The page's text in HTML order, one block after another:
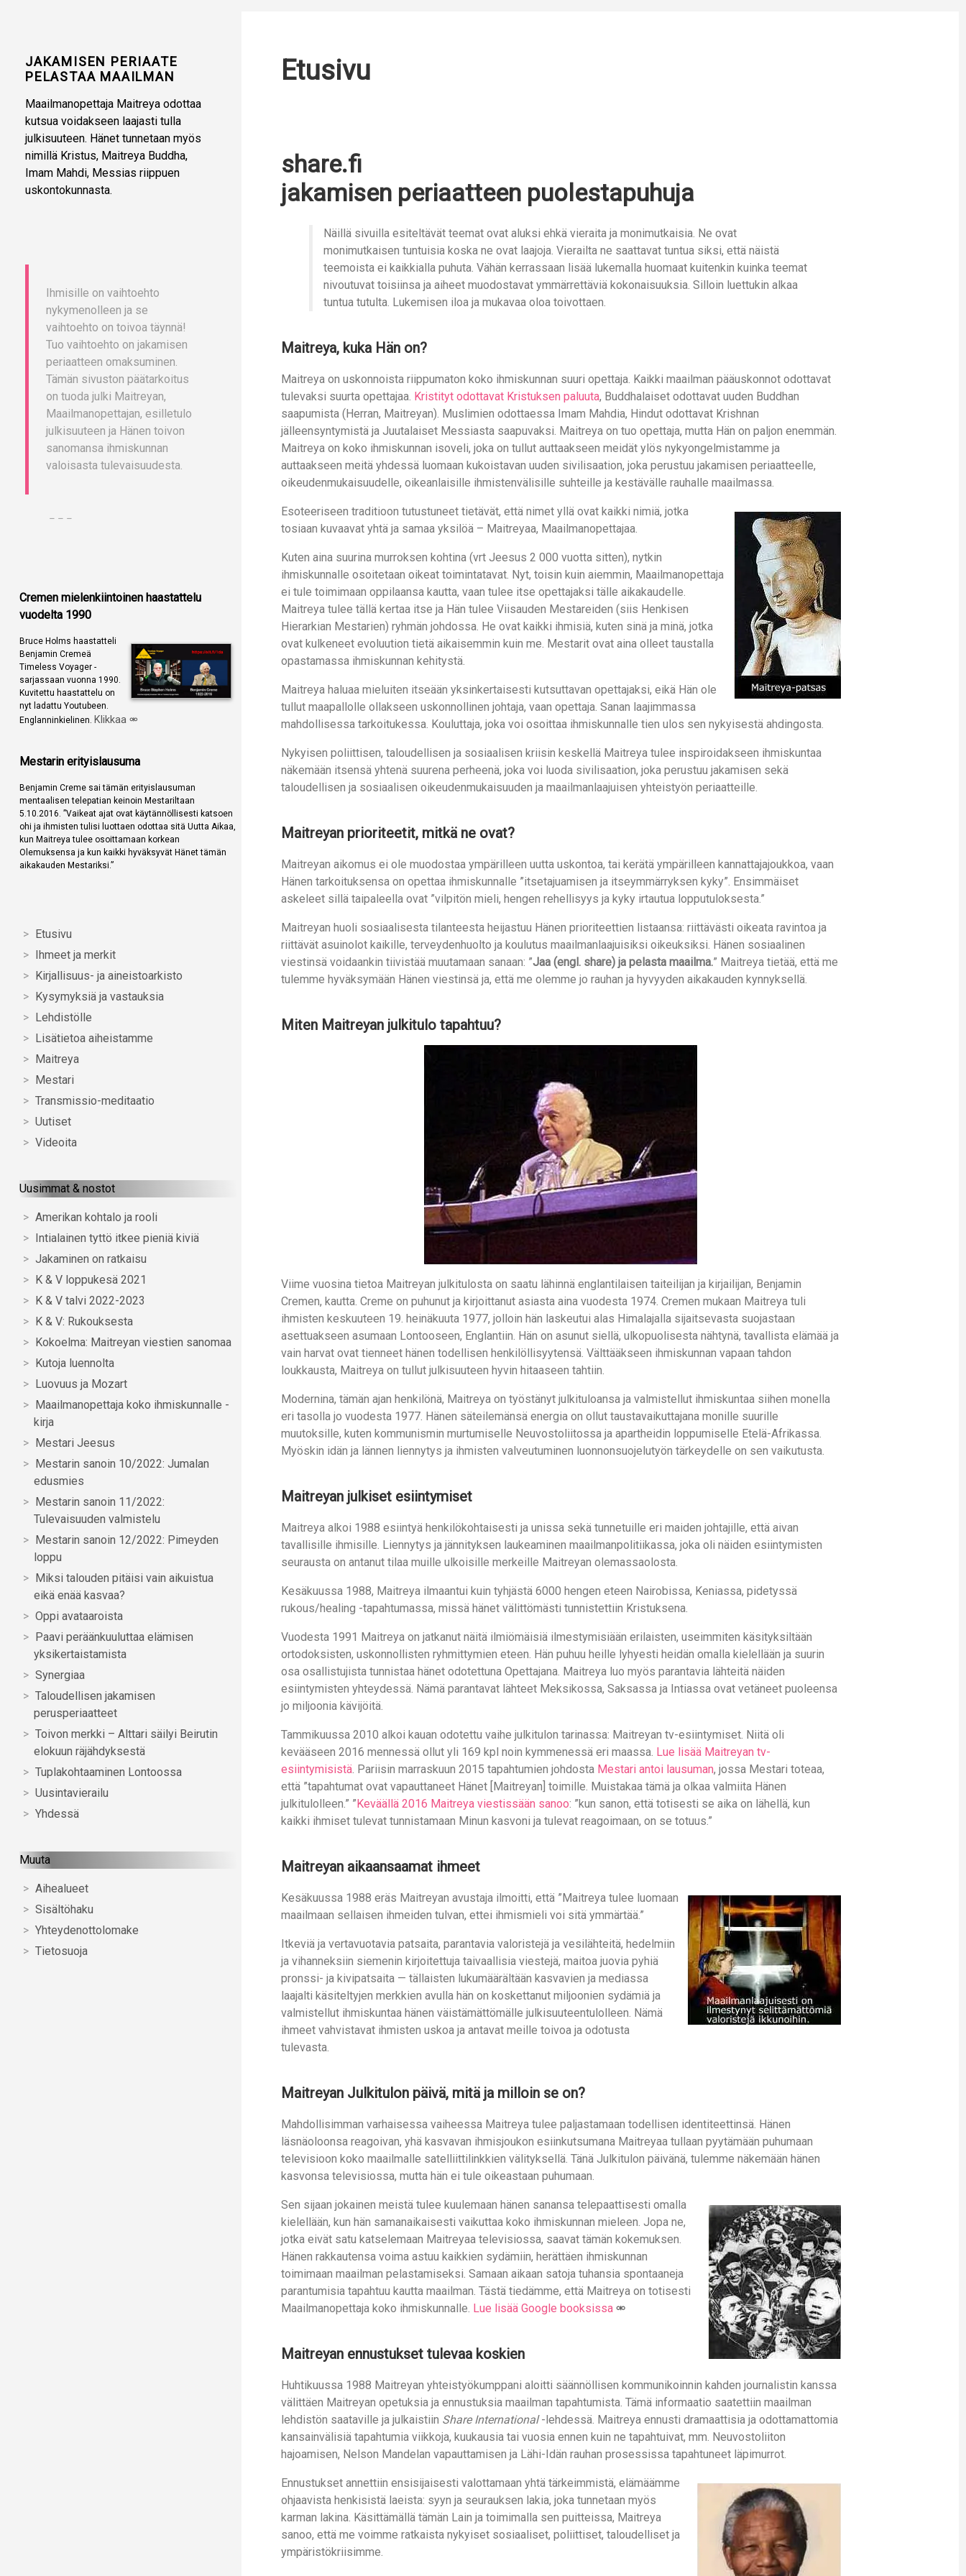
JAKAMISEN PERIAATE
PELASTAA MAAILMAN
Maailmanopettaja Maitreya odottaa
kutsua voidakseen laajasti tulla
julkisuuteen. Hänet tunnetaan myös
nimillä Kristus, Maitreya Buddha,
Imam Mahdi, Messias riippuen
uskontokunnasta.
Cremen mielenkiintoinen haastattelu
vuodelta 1990
Bruce Holms haastatteli
Benjamin Cremeä
Timeless Voyager -
sarjassaan vuonna 1990.
Kuvitettu haastattelu on
nyt ladattu Youtubeen.
Englanninkielinen. Klikkaa
Mestarin erityislausuma
Benjamin Creme sai tämän erityislausuman
mentaalisen telepatian keinoin Mestariltaan
5.10.2016. ”Vaikeat ajat ovat käytännöllisesti katsoen
ohi ja ihmisten tulisi luottaen odottaa sitä Uutta Aikaa,
kun Maitreya tulee osoittamaan korkean
Olemuksensa ja kun kaikki hyväksyvät Hänet tämän
aikakauden Mestariksi.”
Etusivu
Ihmeet ja merkit
Kirjallisuus- ja aineistoarkisto
Kysymyksiä ja vastauksia
Lehdistölle
Lisätietoa aiheistamme
Maitreya
Mestari
Transmissio-meditaatio
Uutiset
Videoita
Uusimmat & nostot
Amerikan kohtalo ja rooli
Intialainen tyttö itkee pieniä kiviä
Jakaminen on ratkaisu
K & V loppukesä 2021
K & V talvi 2022-2023
K & V: Rukouksesta
Kokoelma: Maitreyan viestien sanomaa
Kutoja luennolta
Luovuus ja Mozart
Maailmanopettaja koko ihmiskunnalle -
kirja
Mestari Jeesus
Mestarin sanoin 10/2022: Jumalan
edusmies
Mestarin sanoin 11/2022:
Tulevaisuuden valmistelu
Mestarin sanoin 12/2022: Pimeyden
loppu
Miksi talouden pitäisi vain aikuistua
eikä enää kasvaa?
Oppi avataaroista
Paavi peräänkuuluttaa elämisen
yksikertaistamista
Synergiaa
Taloudellisen jakamisen
perusperiaatteet
Toivon merkki – Alttari säilyi Beirutin
elokuun räjähdyksestä
Tuplakohtaaminen Lontoossa
Uusintavierailu
Yhdessä
Muuta
Aihealueet
Sisältöhaku
Yhteydenottolomake
Tietosuoja
Etusivu
share.fi
jakamisen periaatteen puolestapuhuja
Näillä sivuilla esiteltävät teemat ovat aluksi ehkä vieraita ja monimutkaisia. Ne ovat
monimutkaisen tuntuisia koska ne ovat laajoja. Vierailta ne saattavat tuntua siksi, että näistä
teemoista ei kaikkialla puhuta. Vähän kerrassaan lisää lukemalla huomaat kuitenkin kuinka teemat
nivoutuvat toisiinsa ja aiheet muodostavat ymmärrettäviä kokonaisuuksia. Silloin luettukin alkaa
tuntua tutulta. Lukemisen iloa ja mukavaa oloa toivottaen.
Maitreya, kuka Hän on?
Maitreya on uskonnoista riippumaton koko ihmiskunnan suuri opettaja. Kaikki maailman pääuskonnot odottavat
tulevaksi suurta opettajaa. Kristityt odottavat Kristuksen paluuta, Buddhalaiset odottavat uuden Buddhan
saapumista (Herran, Maitreyan). Muslimien odottaessa Imam Mahdia, Hindut odottavat Krishnan
jälleensyntymistä ja Juutalaiset Messiasta saapuvaksi. Maitreya on tuo opettaja, mutta Hän on paljon enemmän.
Maitreya on koko ihmiskunnan isoveli, joka on tullut auttaakseen meidät ylös nykyongelmistamme ja
auttaakseen meitä yhdessä luomaan kukoistavan uuden sivilisaation, joka perustuu jakamisen periaatteelle,
oikeudenmukaisuudelle, oikeanlaisille ihmistenvälisille suhteille ja kestävälle rauhalle maailmassa.
Esoteeriseen traditioon tutustuneet tietävät, että nimet yllä ovat kaikki nimiä, jotka
tosiaan kuvaavat yhtä ja samaa yksilöä – Maitreyaa, Maailmanopettajaa.
Kuten aina suurina murroksen kohtina (vrt Jeesus 2 000 vuotta sitten), nytkin
ihmiskunnalle osoitetaan oikeat toimintatavat. Nyt, toisin kuin aiemmin, Maailmanopettaja
ei tule toimimaan oppilaansa kautta, vaan tulee itse opettajaksi tälle aikakaudelle.
Maitreya tulee tällä kertaa itse ja Hän tulee Viisauden Mestareiden (siis Henkisen
Hierarkian Mestarien) ryhmän johdossa. He ovat kaikki ihmisiä, kuten sinä ja minä, jotka
ovat kulkeneet evoluution tietä aikaisemmin kuin me. Mestarit ovat aina olleet taustalla
opastamassa ihmiskunnan kehitystä.
Maitreya haluaa mieluiten itseään yksinkertaisesti kutsuttavan opettajaksi, eikä Hän ole
tullut maapallolle ollakseen uskonnollinen johtaja, vaan opettaja. Sanan laajimmassa
mahdollisessa tarkoitukessa. Kouluttaja, joka voi osoittaa ihmiskunnalle tien ulos sen nykyisestä ahdingosta.
Nykyisen poliittisen, taloudellisen ja sosiaalisen kriisin keskellä Maitreya tulee inspiroidakseen ihmiskuntaa
näkemään itsensä yhtenä suurena perheenä, joka voi luoda sivilisaation, joka perustuu jakamisen sekä
taloudellisen ja sosiaalisen oikeudenmukaisuuden ja maailmanlaajuisen yhteistyön periaatteille.
Maitreyan prioriteetit, mitkä ne ovat?
Maitreyan aikomus ei ole muodostaa ympärilleen uutta uskontoa, tai kerätä ympärilleen kannattajajoukkoa, vaan
Hänen tarkoituksensa on opettaa ihmiskunnalle ”itsetajuamisen ja itseymmärryksen kyky”. Ensimmäiset
askeleet sillä taipaleella ovat ”vilpitön mieli, hengen rehellisyys ja kyky irtautua lopputuloksesta.”
Maitreyan huoli sosiaalisesta tilanteesta heijastuu Hänen prioriteettien listaansa: riittävästi oikeata ravintoa ja
riittävät asuinolot kaikille, terveydenhuolto ja koulutus maailmanlaajuisiksi oikeuksiksi. Hänen sosiaalinen
viestinsä voidaankin tiivistää muutamaan sanaan: ”Jaa (engl. share) ja pelasta maailma.” Maitreya tietää, että me
tulemme hyväksymään Hänen viestinsä ja, että me olemme jo rauhan ja hyvyyden aikakauden kynnyksellä.
Miten Maitreyan julkitulo tapahtuu?
Viime vuosina tietoa Maitreyan julkitulosta on saatu lähinnä englantilaisen taiteilijan ja kirjailijan, Benjamin
Cremen, kautta. Creme on puhunut ja kirjoittanut asiasta aina vuodesta 1974. Cremen mukaan Maitreya tuli
ihmisten keskuuteen 19. heinäkuuta 1977, jolloin hän laskeutui alas Himalajalla sijaitsevasta suojastaan
asettuakseen asumaan Lontooseen, Englantiin. Hän on asunut siellä, ulkopuolisesta nähtynä, tavallista elämää ja
vain harvat ovat tienneet hänen todellisen henkilöllisyytensä. Välttääkseen ihmiskunnan vapaan tahdon
loukkausta, Maitreya on tullut julkisuuteen hyvin hitaaseen tahtiin.
Modernina, tämän ajan henkilönä, Maitreya on työstänyt julkituloansa ja valmistellut ihmiskuntaa siihen monella
eri tasolla jo vuodesta 1977. Hänen säteilemänsä energia on ollut taustavaikuttajana monille suurille
muutoksille, kuten kommunismin murtumiselle Neuvostoliitossa ja apartheidin loppumiselle Etelä-Afrikassa.
Myöskin idän ja lännen liennytys ja ihmisten valveutuminen luonnonsuojelutyön tärkeydelle on sen vaikutusta.
Maitreyan julkiset esiintymiset
Maitreya alkoi 1988 esiintyä henkilökohtaisesti ja unissa sekä tunnetuille eri maiden johtajille, että aivan
tavallisille ihmisille. Liennytys ja jännityksen laukeaminen maailmanpolitiikassa, joka oli näiden esiintymisten
seurausta on antanut tilaa muille ulkoisille merkeille Maitreyan olemassaolosta.
Kesäkuussa 1988, Maitreya ilmaantui kuin tyhjästä 6000 hengen eteen Nairobissa, Keniassa, pidetyssä
rukous/healing -tapahtumassa, missä hänet välittömästi tunnistettiin Kristuksena.
Vuodesta 1991 Maitreya on jatkanut näitä ilmiömäisiä ilmestymisiään erilaisten, useimmiten käsityksiltään
ortodoksisten, uskonnollisten ryhmittymien eteen. Hän puhuu heille lyhyesti heidän omalla kielellään ja suurin
osa osallistujista tunnistaa hänet odotettuna Opettajana. Maitreya luo myös parantavia lähteitä näiden
esiintymisten yhteydessä. Nämä parantavat lähteet Meksikossa, Saksassa ja Intiassa ovat vetäneet puoleensa
jo miljoonia kävijöitä.
Tammikuussa 2010 alkoi kauan odotettu vaihe julkitulon tarinassa: Maitreyan tv-esiintymiset. Niitä oli
kevääseen 2016 mennessä ollut yli 169 kpl noin kymmenessä eri maassa. Lue lisää Maitreyan tv-
esiintymisistä. Pariisin marraskuun 2015 tapahtumien johdosta Mestari antoi lausuman, jossa Mestari toteaa,
että ”tapahtumat ovat vapauttaneet Hänet [Maitreyan] toimille. Muistakaa tämä ja olkaa valmiita Hänen
julkitulolleen.” ”Keväällä 2016 Maitreya viestissään sanoo: ”kun sanon, että totisesti se aika on lähellä, kun
kaikki ihmiset tulevat tunnistamaan Minun kasvoni ja tulevat reagoimaan, on se totuus.”
Maitreyan aikaansaamat ihmeet
Kesäkuussa 1988 eräs Maitreyan avustaja ilmoitti, että ”Maitreya tulee luomaan
maailmaan sellaisen ihmeiden tulvan, ettei ihmismieli voi sitä ymmärtää.”
Itkeviä ja vertavuotavia patsaita, parantavia valoristejä ja vesilähteitä, hedelmiin
ja vihanneksiin siemenin kirjoitettuja taivaallisia viestejä, maitoa juovia pyhiä
pronssi- ja kivipatsaita — tällaisten lukumäärältään kasvavien ja mediassa
laajalti käsiteltyjen merkkien avulla hän on koskettanut miljoonien sydämiä ja
valmistellut ihmiskuntaa hänen väistämättömälle julkisuuteentulolleen. Nämä
ihmeet vahvistavat ihmisten uskoa ja antavat meille toivoa ja odotusta
tulevasta.
Maitreyan Julkitulon päivä, mitä ja milloin se on?
Mahdollisimman varhaisessa vaiheessa Maitreya tulee paljastamaan todellisen identiteettinsä. Hänen
läsnäoloonsa reagoivan, yhä kasvavan ihmisjoukon esiinkutsumana Maitreyaa tullaan pyytämään puhumaan
televisioon koko maailmalle satelliittilinkkien välityksellä. Tänä Julkitulon päivänä, tulemme näkemään hänen
kasvonsa televisiossa, mutta hän ei tule oikeastaan puhumaan.
Sen sijaan jokainen meistä tulee kuulemaan hänen sanansa telepaattisesti omalla
kielellään, kun hän samanaikaisesti vaikuttaa koko ihmiskunnan mieleen. Jopa ne,
jotka eivät satu katselemaan Maitreyaa televisiossa, saavat tämän kokemuksen.
Hänen rakkautensa voima astuu kaikkien sydämiin, herättäen ihmiskunnan
toimimaan maailman pelastamiseksi. Samaan aikaan satoja tuhansia spontaaneja
parantumisia tapahtuu kautta maailman. Tästä tiedämme, että Maitreya on totisesti
Maailmanopettaja koko ihmiskunnalle. Lue lisää Google booksissa
Maitreyan ennustukset tulevaa koskien
Huhtikuussa 1988 Maitreyan yhteistyökumppani aloitti säännöllisen kommunikoinnin kahden journalistin kanssa
välittäen Maitreyan opetuksia ja ennustuksia maailman tapahtumista. Tämä informaatio saatettiin maailman
lehdistön saataville ja julkaistiin Share International-lehdessä. Maitreya ennusti dramaattisia ja odottamattomia
kansainvälisiä tapahtumia viikkoja, kuukausia tai vuosia ennen kuin ne tapahtuivat, mm. Neuvostoliiton
hajoamisen, Nelson Mandelan vapauttamisen ja Lähi-Idän rauhan prosessissa tapahtuneet läpimurrot.
Ennustukset annettiin ensisijaisesti valottamaan yhtä tärkeimmistä, elämäämme
ohjaavista henkisistä laeista: syyn ja seurauksen lakia, joka tunnetaan myös
karman lakina. Käsittämällä tämän Lain ja toimimalla sen puitteissa, Maitreya
sanoo, että me voimme ratkaista nykyiset sosiaaliset, poliittiset, taloudelliset ja
ympäristökriisimme.
Ihmisille on vaihtoehto
nykymenolleen ja se
vaihtoehto on toivoa täynnä!
Tuo vaihtoehto on jakamisen
periaatteen omaksuminen.
Tämän sivuston päätarkoitus
on tuoda julki Maitreyan,
Maailmanopettajan, esilletulo
julkisuuteen ja Hänen toivon
sanomansa ihmiskunnan
valoisasta tulevaisuudesta.
– – –